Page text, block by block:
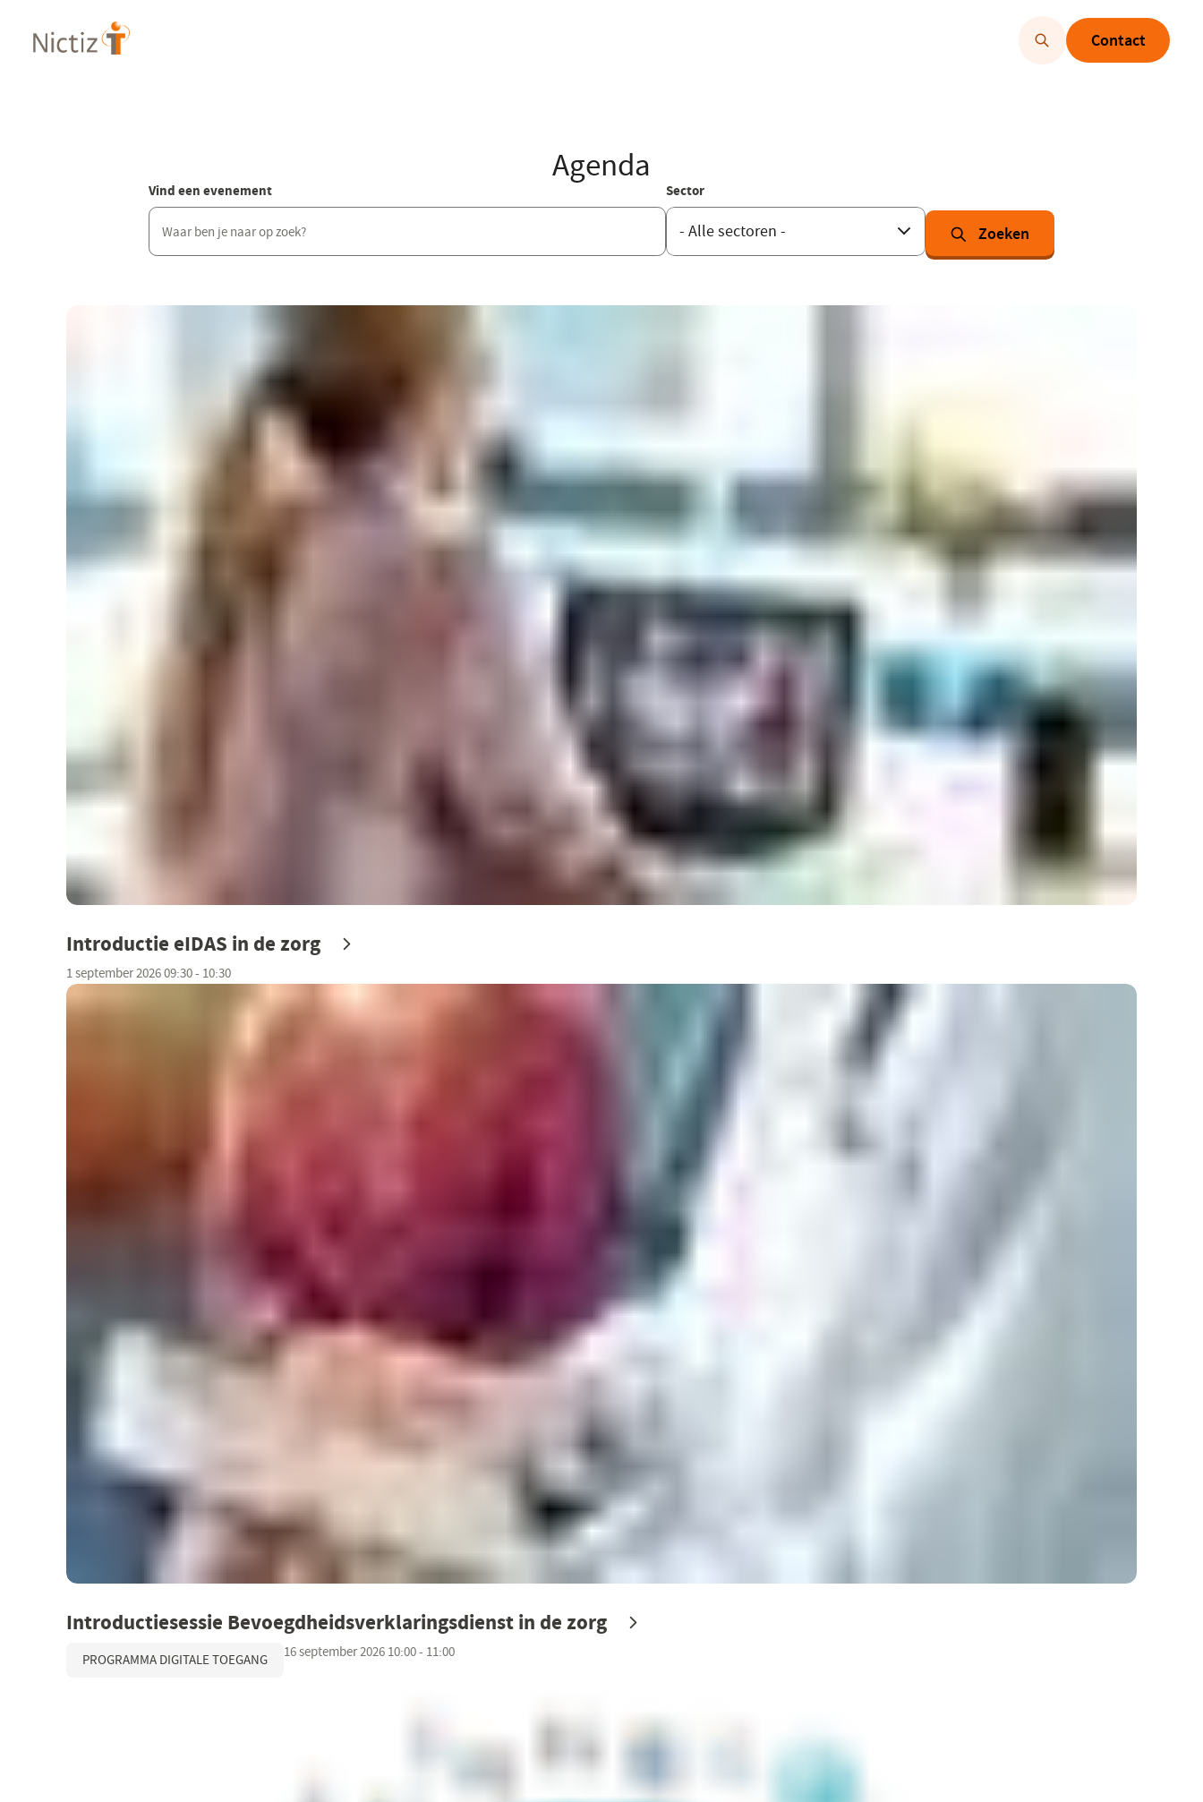
en
Contact
Agenda
Vind een evenement Sector
Zoeken
Introductie eIDAS in de zorg
1 september 2026 09:30 - 10:30
Introductiesessie Bevoegdheidsverklaringsdienst in de zorg
PROGRAMMA DIGITALE TOEGANG 16 september 2026 10:00 - 11:00